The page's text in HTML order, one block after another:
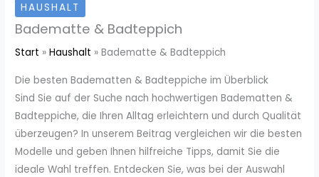
HAUSHALT
Badematte & Badteppich
Start Haushalt Badematte & Badteppich
Die besten Badematten & Badteppiche im Überblick
Sind Sie auf der Suche nach hochwertigen Badematten &
Badteppiche, die Ihren Alltag erleichtern und durch Qualität
überzeugen? In unserem Beitrag vergleichen wir die besten
Modelle und geben Ihnen hilfreiche Tipps, damit Sie die
ideale Wahl treffen. Entdecken Sie, was bei der Auswahl